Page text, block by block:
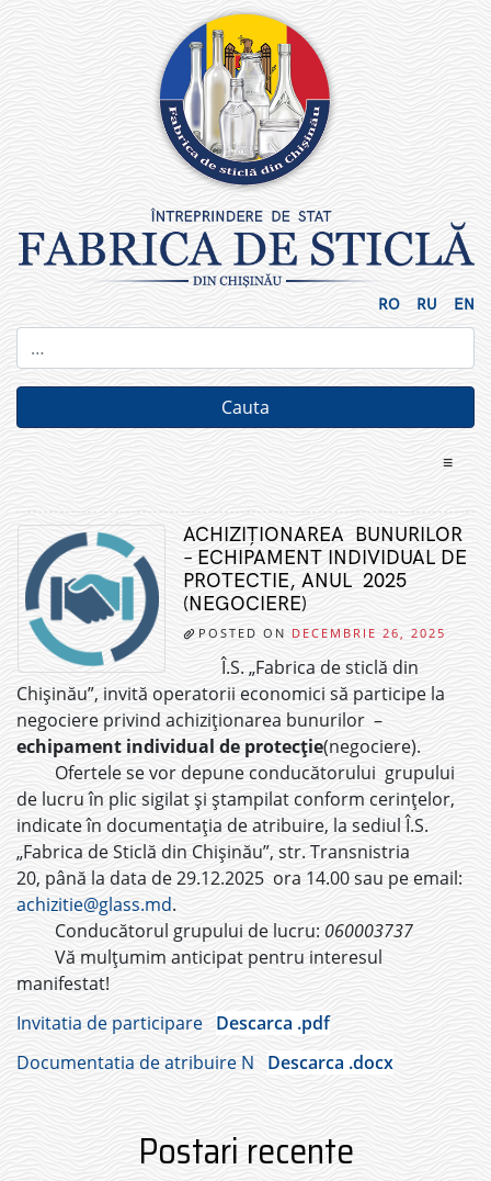
RO RU EN
≡
ACHIZIȚIONAREA BUNURILOR
– ECHIPAMENT INDIVIDUAL DE
PROTECTIE, ANUL 2025
(NEGOCIERE)
POSTED ON DECEMBRIE 26, 2025
Î.S. „Fabrica de sticlă din
Chișinău”, invită operatorii economici să participe la
negociere privind achiziționarea bunurilor –
echipament individual de protecție(negociere).
Ofertele se vor depune conducătorului grupului
de lucru în plic sigilat și ștampilat conform cerințelor,
indicate în documentația de atribuire, la sediul Î.S.
„Fabrica de Sticlă din Chișinău”, str. Transnistria
20, până la data de 29.12.2025 ora 14.00 sau pe email:
achizitie@glass.md.
Conducătorul grupului de lucru: 060003737
Vă mulțumim anticipat pentru interesul
manifestat!
Invitatia de participare Descarca .pdf
Documentatia de atribuire N
Descarca .docx
Postari recente